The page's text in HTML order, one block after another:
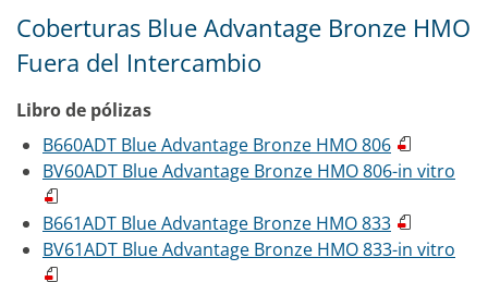
Coberturas Blue Advantage Bronze HMO
Fuera del Intercambio
Libro de pólizas
B660ADT Blue Advantage Bronze HMO 806
BV60ADT Blue Advantage Bronze HMO 806-in vitro
B661ADT Blue Advantage Bronze HMO 833
BV61ADT Blue Advantage Bronze HMO 833-in vitro